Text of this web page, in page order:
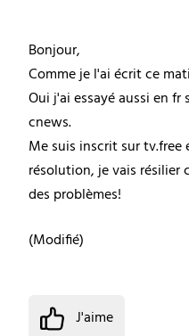
Bonjour,
Comme je l'ai écrit ce
Oui j'ai essayé aussi en
cnews.
Me suis inscrit sur tv.free
résolution, je vais résilier
des problèmes!
(Modifié)
J'aime